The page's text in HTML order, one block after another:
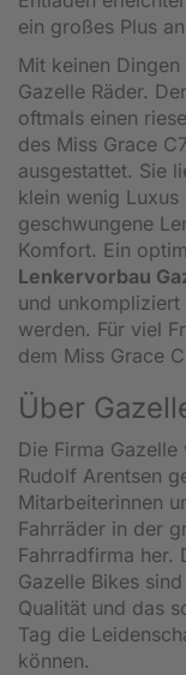
ein großes Plus
Mit keinen
Gazelle Räder.
oftmals einen
des Miss Grace
ausgestattet. Sie
klein wenig
geschwungene
Komfort. Ein
Lenkervorbau
und unkompliziert
werden. Für viel
dem Miss Grace
Über
Die Firma
Rudolf Arentsen
Mitarbeiterinnen
Fahrräder in der
Fahrradfirma her.
Gazelle Bikes
Qualität und das
Tag die
können.